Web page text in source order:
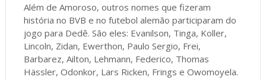
Além de Amoroso, outros nomes que fizeram
história no BVB e no futebol alemão participaram do
jogo para Dedê. São eles: Evanilson, Tinga, Koller,
Lincoln, Zidan, Ewerthon, Paulo Sergio, Frei,
Barbarez, Ailton, Lehmann, Federico, Thomas
Hässler, Odonkor, Lars Ricken, Frings e Owomoyela.